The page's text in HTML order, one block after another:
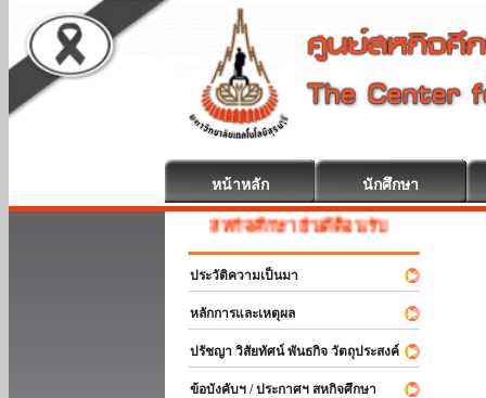
หน้าหลัก นักศึกษา
สหกิจศึกษา ยินดีต้อนรับ
ประวัติความเป็นมา
หลักการและเหตุผล
ปรัชญา วิสัยทัศน์ พันธกิจ วัตถุประสงค์
ข้อบังคับฯ / ประกาศฯ สหกิจศึกษา